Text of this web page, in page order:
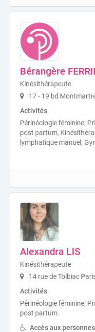
Bérangère
Kinésithérapeute
17 - 19 bd
Activités
Périnéologie féminine,
post partum,
lymphatique manuel,
Alexandra LIS
Kinésithérapeute
14 rue de Tolbiac
Activités
Périnéologie féminine,
post partum.
Accès aux